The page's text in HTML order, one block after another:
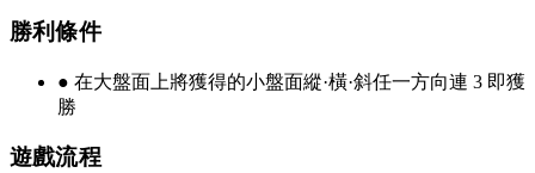
勝利條件
● 在大盤面上將獲得的小盤面縱·橫·斜任一方向連 3 即獲
勝
遊戲流程